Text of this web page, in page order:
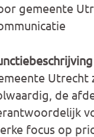
gemeente
de
focus op